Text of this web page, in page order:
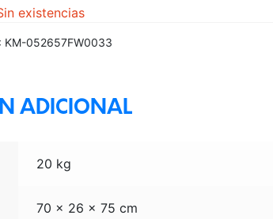
existencias
KM-052657FW0033
ADICIONAL
20 kg
70 × 26 × 75 cm